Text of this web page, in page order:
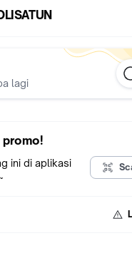
lagi
promo!
ini di aplikasi